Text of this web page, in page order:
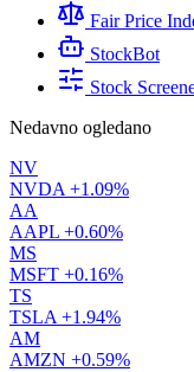
Fair Price
StockBot
Stock
Nedavno ogledano
NV
NVDA +1.09%
AA
AAPL +0.60%
MS
MSFT +0.16%
TS
TSLA +1.94%
AM
AMZN +0.59%